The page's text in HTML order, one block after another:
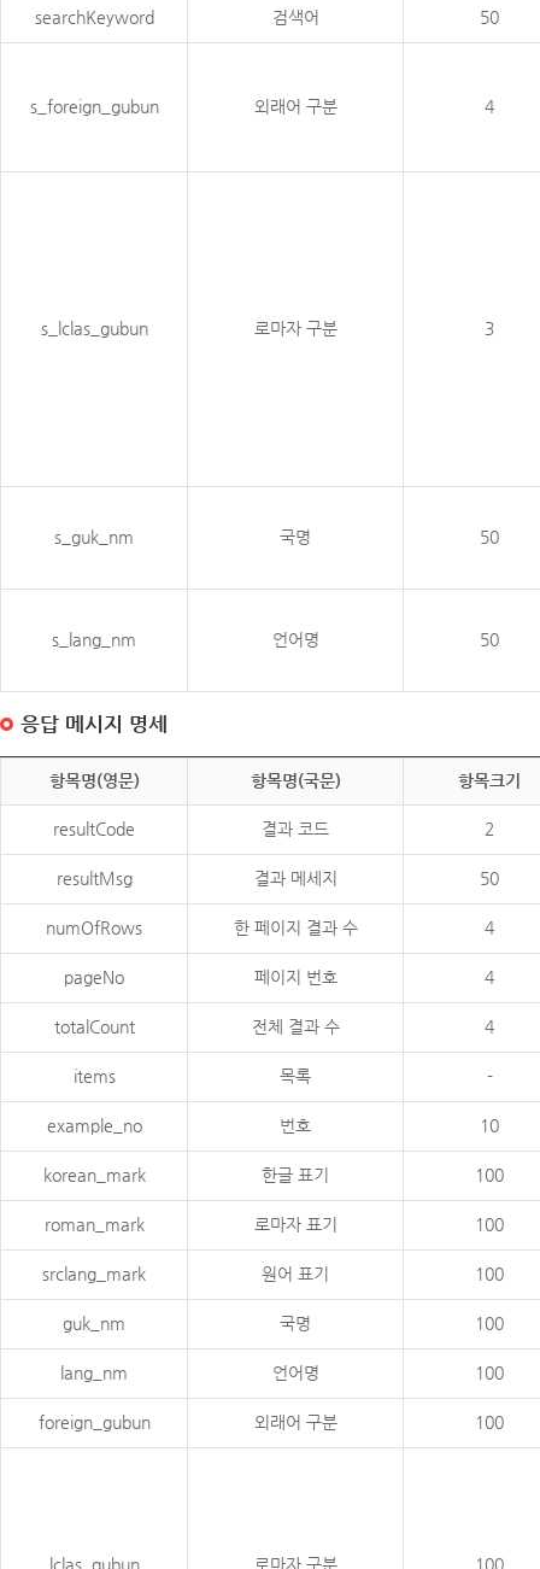
searchKeyword 검색어 50
s_foreign_gubun 외래어 구분 4
s_lclas_gubun 로마자 구분 3
s_guk_nm 국명 50
s_lang_nm 언어명 50
응답 메시지 명세
항목명(영문) 항목명(국문) 항목크기
resultCode 결과 코드 2
resultMsg 결과 메세지 50
numOfRows 한 페이지 결과 수 4
pageNo 페이지 번호 4
totalCount 전체 결과 수 4
items 목록 -
example_no 번호 10
korean_mark 한글 표기 100
roman_mark 로마자 표기 100
srclang_mark 원어 표기 100
guk_nm 국명 100
lang_nm 언어명 100
foreign_gubun 외래어 구분 100
lclas_gubun 로마자 구분 100